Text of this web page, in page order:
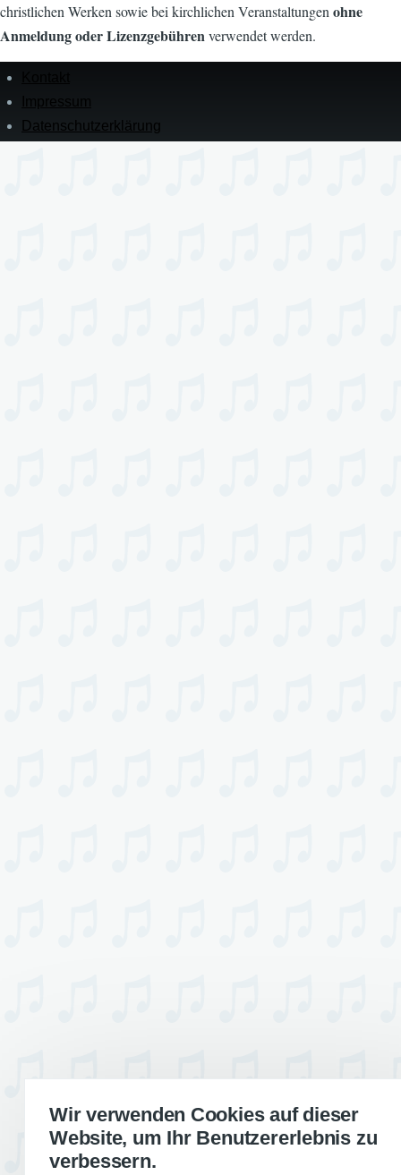
christlichen Werken sowie bei kirchlichen Veranstaltungenohne
Anmeldung oder Lizenzgebührenverwendet werden.
Menü
in
Fußzeile
Impressum
Datenschutz­erklärung
Wir verwenden Cookies auf dieser
Website, um Ihr Benutzererlebnis zu
verbessern.